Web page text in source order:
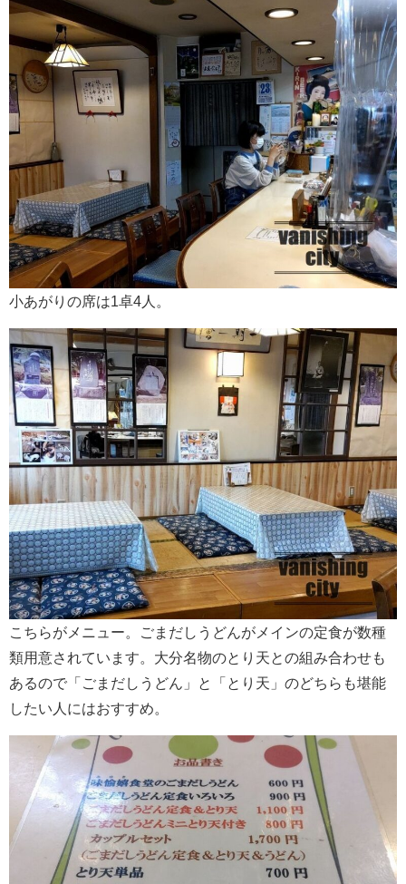
小あがりの席は1卓4人。
こちらがメニュー。ごまだしうどんがメインの定食が数種
類用意されています。大分名物のとり天との組み合わせも
あるので「ごまだしうどん」と「とり天」のどちらも堪能
したい人にはおすすめ。